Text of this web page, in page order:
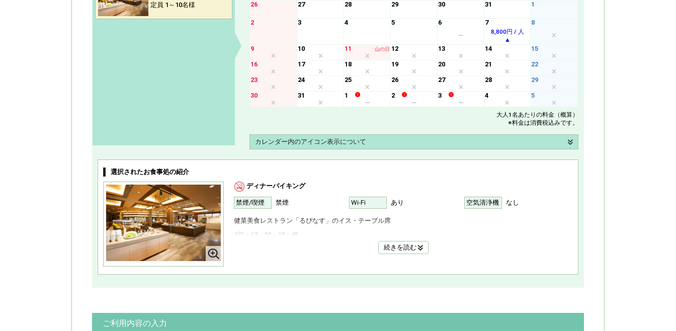
定員 1～10名様
26 27 28 29 30 31 1
2 3 4 5 6 7
8,800円 / 人
8
9 10 11 山の日 12 13 14 15
16 17 18 19 20 21 22
23 24 25 26 27 28 29
30 31 1 2 3 4 5
大人1名あたりの料金（概算）
※料金は消費税込みです。
カレンダー内のアイコン表示について
選択されたお食事処の紹介
ディナーバイキング
禁煙/喫煙 禁煙 Wi-Fi あり 空気清浄機 なし
健菜美食レストラン「るぴなす」のイス・テーブル席
1部：17：00～18：45
2部：19：15～21：00 ※席の指定はできません続きを読む
ご利用内容の入力